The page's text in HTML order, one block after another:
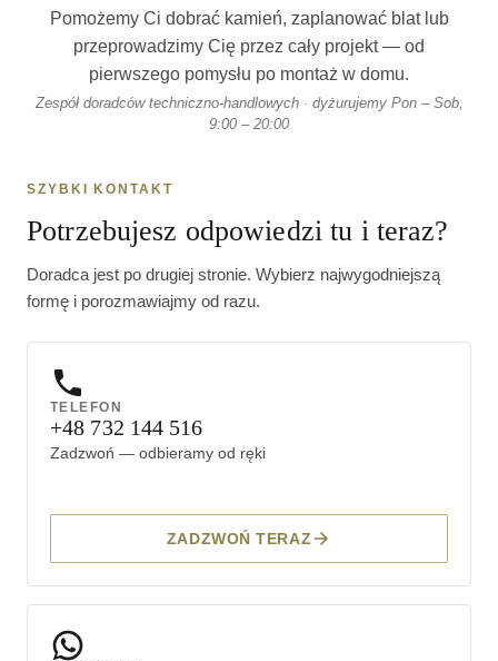
Pomożemy Ci dobrać kamień, zaplanować blat lub
przeprowadzimy Cię przez cały projekt — od
pierwszego pomysłu po montaż w domu.
Zespół doradców techniczno-handlowych · dyżurujemy Pon – Sob,
9:00 – 20:00
SZYBKI KONTAKT
Potrzebujesz odpowiedzi tu i teraz?
Doradca jest po drugiej stronie. Wybierz najwygodniejszą
formę i porozmawiajmy od razu.
TELEFON
+48 732 144 516
Zadzwoń — odbieramy od ręki
ZADZWOŃ TERAZ